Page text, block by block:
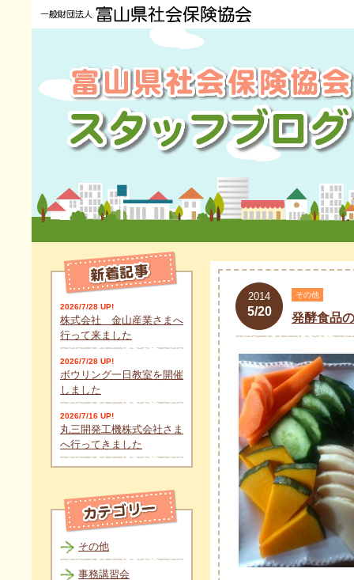
2014
5/20
その他
発酵食品
2026/7/28 UP!
株式会社 金山産業さまへ
行って来ました
2026/7/28 UP!
ボウリング一日教室を開催
しました
2026/7/16 UP!
丸三開発工機株式会社さま
へ行ってきました
その他
事務講習会